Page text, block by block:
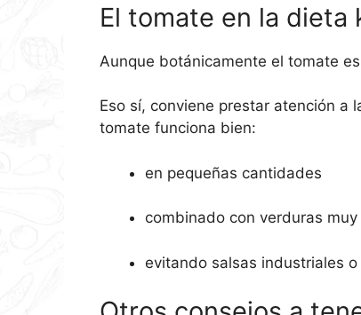
El tomate en la dieta
Aunque botánicamente el tomate
Eso sí, conviene prestar atención a
tomate funciona bien:
en pequeñas cantidades
combinado con verduras
evitando salsas industriales